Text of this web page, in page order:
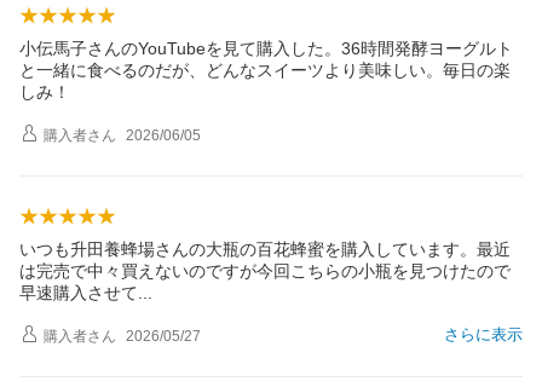
小伝馬子さんのYouTubeを見て購入した。36時間発酵ヨーグルト
と一緒に食べるのだが、どんなスイーツより美味しい。毎日の楽
しみ！
購入者さん 2026/06/05
いつも升田養蜂場さんの大瓶の百花蜂蜜を購入しています。最近
は完売で中々買えないのですが今回こちらの小瓶を見つけたので
早速購入させて
さらに表示
購入者さん 2026/05/27